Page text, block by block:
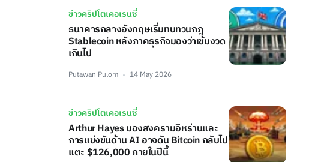
ข่าวคริปโตเคอเรนซี่
ธนาคารกลางอังกฤษเริ่มทบทวนกฎ
Stablecoin หลังภาคธุรกิจมองว่าเข้มงวด
เกินไป
Putawan Pulom 14 May 2026
ข่าวคริปโตเคอเรนซี่
Arthur Hayes มองสงครามอิหร่านและ
การแข่งขันด้าน AI อาจดัน Bitcoin กลับไป
แตะ $126,000 ภายในปีนี้